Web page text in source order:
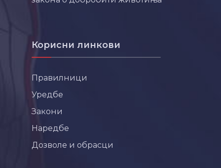
Корисни линкови
Правилници
Уредбе
Закони
Наредбе
Дозволе и обрасци